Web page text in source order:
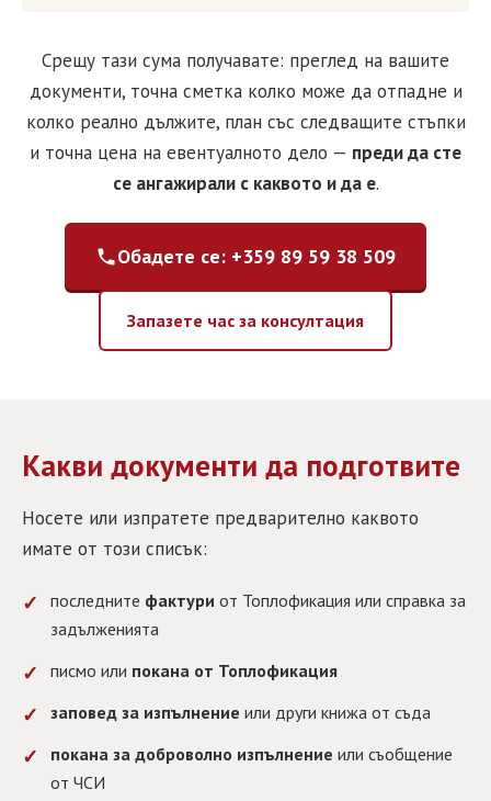
Срещу тази сума получавате: преглед на вашите
документи, точна сметка колко може да отпадне и
колко реално дължите, план със следващите стъпки
и точна цена на евентуалното дело — преди да сте
се ангажирали с каквото и да е.
Обадете се: +359 89 59 38 509
Запазете час за консултация
Какви документи да подготвите
Носете или изпратете предварително каквото
имате от този списък:
последните фактури от Топлофикация или справка за
задълженията
писмо или покана от Топлофикация
заповед за изпълнение или други книжа от съда
покана за доброволно изпълнение или съобщение
от ЧСИ